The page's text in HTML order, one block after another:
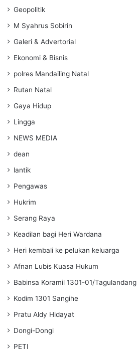
Geopolitik
M Syahrus Sobirin
Galeri & Advertorial
Ekonomi & Bisnis
polres Mandailing Natal
Rutan Natal
Gaya Hidup
Lingga
NEWS MEDIA
dean
lantik
Pengawas
Hukrim
Serang Raya
Keadilan bagi Heri Wardana
Heri kembali ke pelukan keluarga
Afnan Lubis Kuasa Hukum
Babinsa Koramil 1301-01/Tagulandang
Kodim 1301 Sangihe
Pratu Aldy Hidayat
Dongi-Dongi
PETI